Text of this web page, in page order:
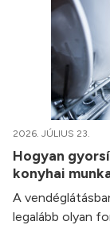
2026. JÚLIUS 23.
Hogyan
konyhai
A
legalább olyan